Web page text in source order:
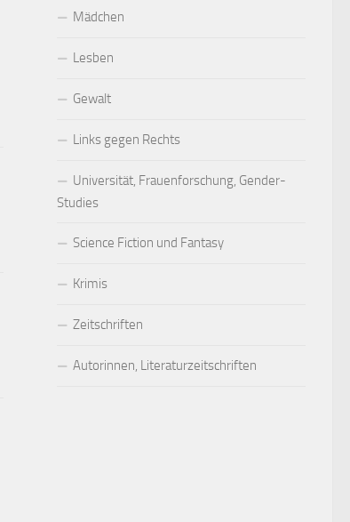
Mädchen
Lesben
Gewalt
Links gegen Rechts
Universität, Frauenforschung, Gender-
Studies
Science Fiction und Fantasy
Krimis
Zeitschriften
Autorinnen, Literaturzeitschriften